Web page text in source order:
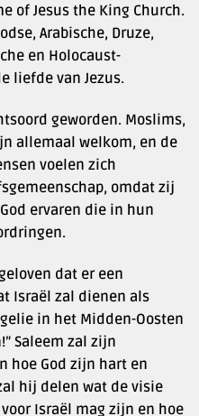
of Jesus the King Church.
Arabische, Druze,
en Holocaust-
liefde van Jezus.
geworden. Moslims,
allemaal welkom, en de
voelen zich
omdat zij
ervaren die in hun
dat er een
Israël zal dienen als
in het Midden-Oosten
Saleem zal zijn
hoe God zijn hart en
hij delen wat de visie
Israël mag zijn en hoe